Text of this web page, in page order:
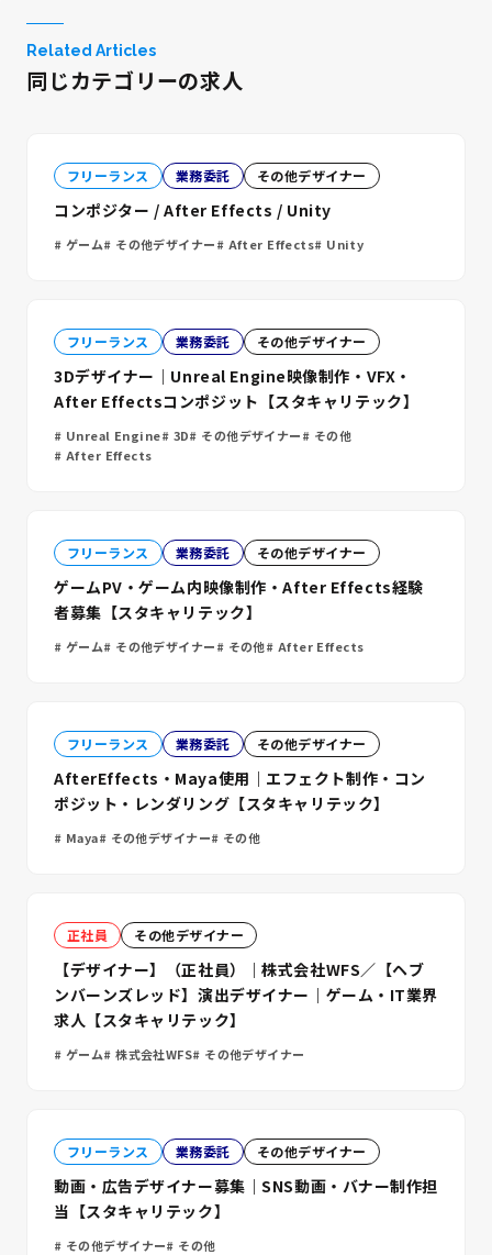
Related Articles
同じカテゴリーの求人
フリーランス 業務委託 その他デザイナー
コンポジター / After Effects / Unity
ゲーム その他デザイナー After Effects Unity
フリーランス 業務委託 その他デザイナー
3Dデザイナー｜Unreal Engine映像制作・VFX・
After Effectsコンポジット【スタキャリテック】
Unreal Engine 3D その他デザイナー
その他
After Effects
フリーランス 業務委託 その他デザイナー
ゲームPV・ゲーム内映像制作・After Effects経験
者募集【スタキャリテック】
ゲーム その他デザイナー その他 After Effects
フリーランス 業務委託 その他デザイナー
AfterEffects・Maya使用｜エフェクト制作・コン
ポジット・レンダリング【スタキャリテック】
Maya その他デザイナー その他
正社員 その他デザイナー
【デザイナー】（正社員）｜株式会社WFS／【ヘブ
ンバーンズレッド】演出デザイナー｜ゲーム・IT業界
求人【スタキャリテック】
ゲーム 株式会社WFS その他デザイナー
フリーランス 業務委託 その他デザイナー
動画・広告デザイナー募集｜SNS動画・バナー制作担
当【スタキャリテック】
その他デザイナー その他